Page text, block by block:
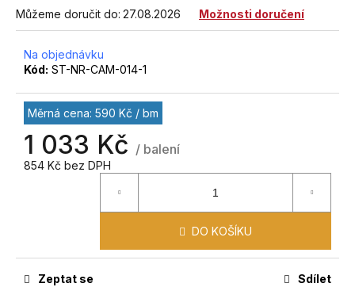
Můžeme doručit do: 27.08.2026 Možnosti doručení
Na objednávku
Kód: ST-NR-CAM-014-1
Měrná cena: 590 Kč / bm
1 033 Kč / balení
854 Kč bez DPH
DO KOŠÍKU
Zeptat se Sdílet
p
o
u
č
u
e
m
e